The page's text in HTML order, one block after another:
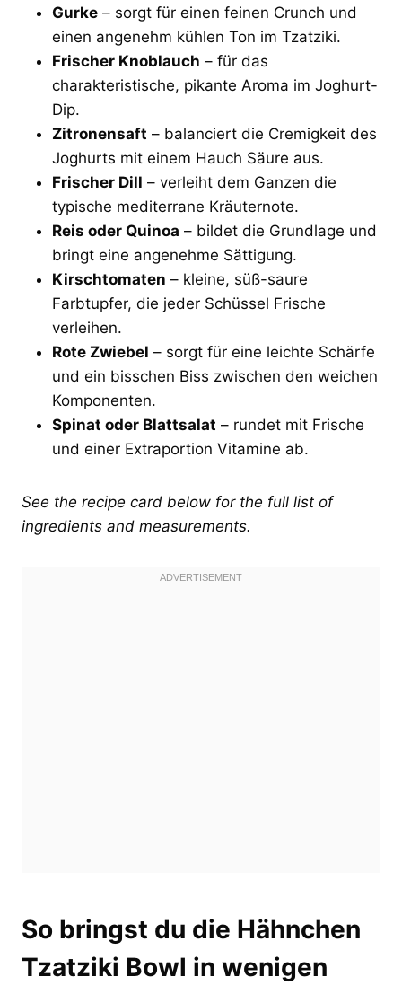
Gurke – sorgt für einen feinen Crunch und
einen angenehm kühlen Ton im Tzatziki.
Frischer Knoblauch – für das
charakteristische, pikante Aroma im Joghurt-
Dip.
Zitronensaft – balanciert die Cremigkeit des
Joghurts mit einem Hauch Säure aus.
Frischer Dill – verleiht dem Ganzen die
typische mediterrane Kräuternote.
Reis oder Quinoa – bildet die Grundlage und
bringt eine angenehme Sättigung.
Kirschtomaten – kleine, süß-saure
Farbtupfer, die jeder Schüssel Frische
verleihen.
Rote Zwiebel – sorgt für eine leichte Schärfe
und ein bisschen Biss zwischen den weichen
Komponenten.
Spinat oder Blattsalat – rundet mit Frische
und einer Extraportion Vitamine ab.
See the recipe card below for the full list of
ingredients and measurements.
So bringst du die Hähnchen
Tzatziki Bowl in wenigen